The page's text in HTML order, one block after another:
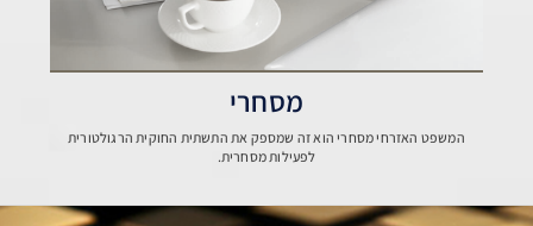
מסחרי
המשפט האזרחי מסחרי הוא זה שמספק את התשתית החוקית הרגולטורית
לפעילות מסחרית.